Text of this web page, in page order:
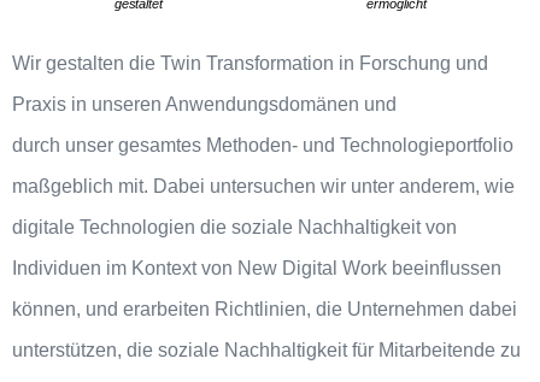
Wir gestalten die Twin Transformation in Forschung und
Praxis in unseren Anwendungsdomänen und
durch unser gesamtes Methoden- und Technologieportfolio
maßgeblich mit. Dabei untersuchen wir unter anderem, wie
digitale Technologien die soziale Nachhaltigkeit von
Individuen im Kontext von New Digital Work beeinflussen
können, und erarbeiten Richtlinien, die Unternehmen dabei
unterstützen, die soziale Nachhaltigkeit für Mitarbeitende zu